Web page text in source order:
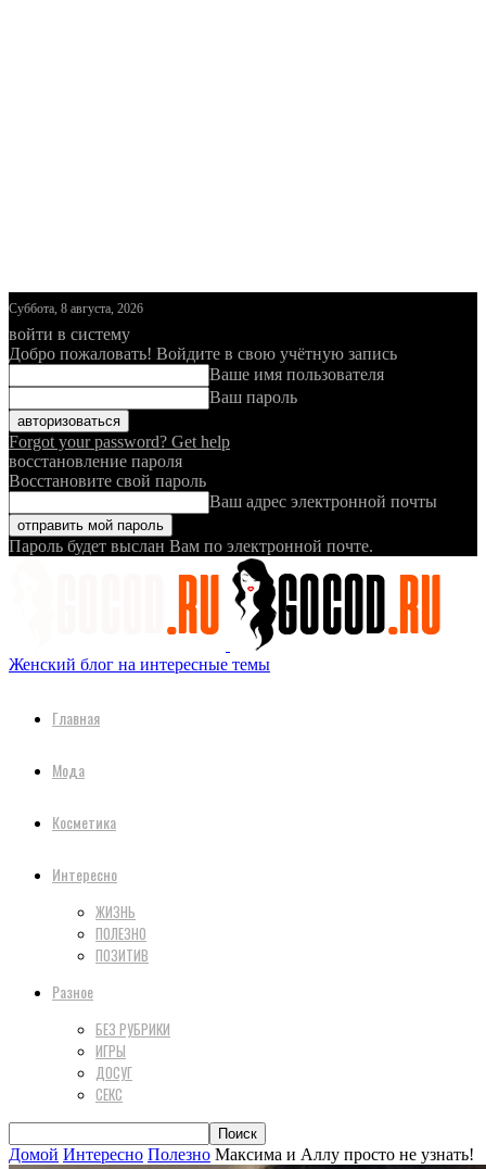
Суббота, 8 августа, 2026
войти в систему
Добро пожаловать! Войдите в свою учётную запись
Ваше имя пользователя
Ваш пароль
Forgot your password? Get help
восстановление пароля
Восстановите свой пароль
Ваш адрес электронной почты
Пароль будет выслан Вам по электронной почте.
Женский блог на интересные темы
Главная
Мода
Косметика
Интересно
ЖИЗНЬ
ПОЛЕЗНО
ПОЗИТИВ
Разное
БЕЗ РУБРИКИ
ИГРЫ
ДОСУГ
СЕКС
Домой Интересно Полезно Максима и Аллу просто не узнать!